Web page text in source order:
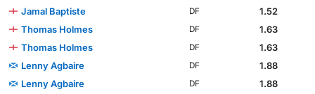
Jamal Baptiste
DF
1.52
Thomas Holmes
DF
1.63
Thomas Holmes
DF
1.63
Lenny Agbaire
DF
1.88
Lenny Agbaire
DF
1.88